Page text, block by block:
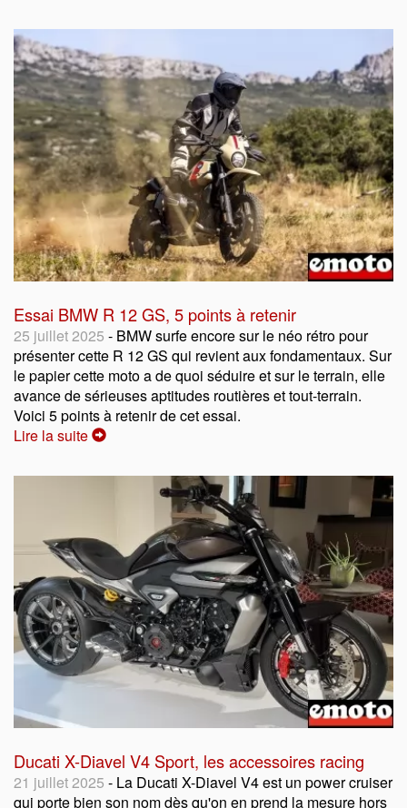
Essai BMW R 12 GS, 5 points à retenir
25 juillet 2025 - BMW surfe encore sur le néo rétro pour
présenter cette R 12 GS qui revient aux fondamentaux. Sur
le papier cette moto a de quoi séduire et sur le terrain, elle
avance de sérieuses aptitudes routières et tout-terrain.
Voici 5 points à retenir de cet essai.
Lire la suite
Ducati X-Diavel V4 Sport, les accessoires racing
21 juillet 2025 - La Ducati X-Diavel V4 est un power cruiser
qui porte bien son nom dès qu'on en prend la mesure hors